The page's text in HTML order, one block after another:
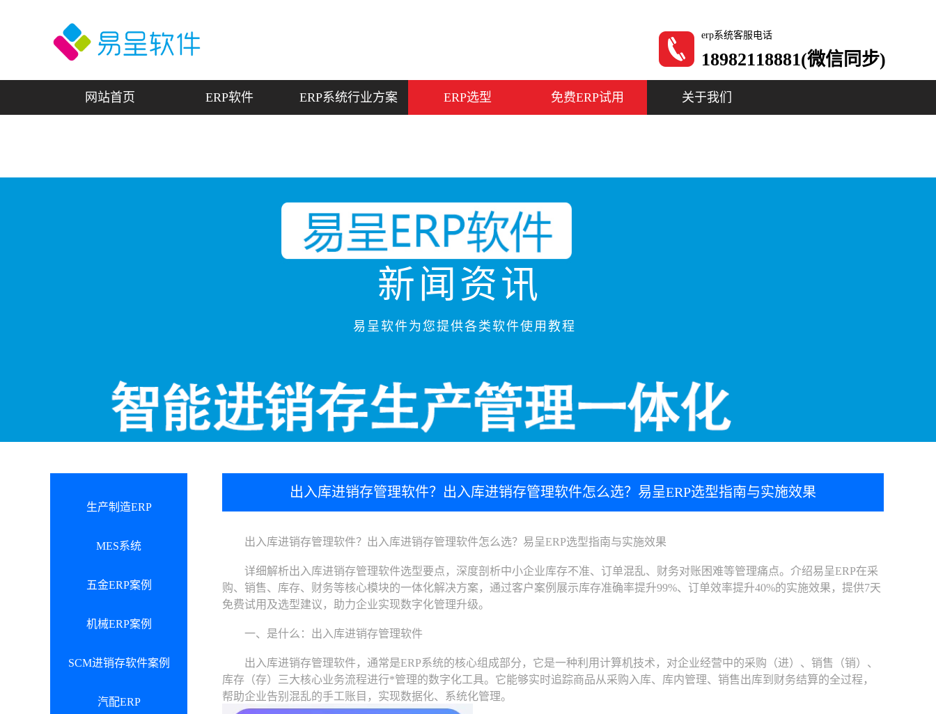
erp系统客服电话
18982118881(微信同步)
网站首页 ERP软件 ERP系统行业方案 ERP选型 免费ERP试用 关于我们
新闻资讯
易呈软件为您提供各类软件使用教程
生产制造ERP
MES系统
五金ERP案例
机械ERP案例
SCM进销存软件案例
汽配ERP
出入库进销存管理软件？出入库进销存管理软件怎么选？易呈ERP选型指南与实施效果
出入库进销存管理软件？出入库进销存管理软件怎么选？易呈ERP选型指南与实施效果
详细解析出入库进销存管理软件选型要点，深度剖析中小企业库存不准、订单混乱、财务对账困难等管理痛点。介绍易呈ERP在采
购、销售、库存、财务等核心模块的一体化解决方案，通过客户案例展示库存准确率提升99%、订单效率提升40%的实施效果，提供7天
免费试用及选型建议，助力企业实现数字化管理升级。
一、是什么：出入库进销存管理软件
出入库进销存管理软件，通常是ERP系统的核心组成部分，它是一种利用计算机技术，对企业经营中的采购（进）、销售（销）、
库存（存）三大核心业务流程进行*管理的数字化工具。它能够实时追踪商品从采购入库、库内管理、销售出库到财务结算的全过程，
帮助企业告别混乱的手工账目，实现数据化、系统化管理。